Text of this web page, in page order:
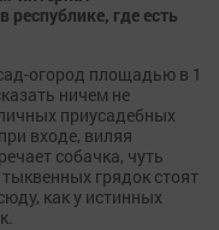
республике, где есть
огород площадью в 1
ничем не
приусадебных
входе, виляя
собачка, чуть
грядок стоят
как у истинных